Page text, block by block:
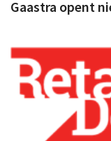
Gaastra opent